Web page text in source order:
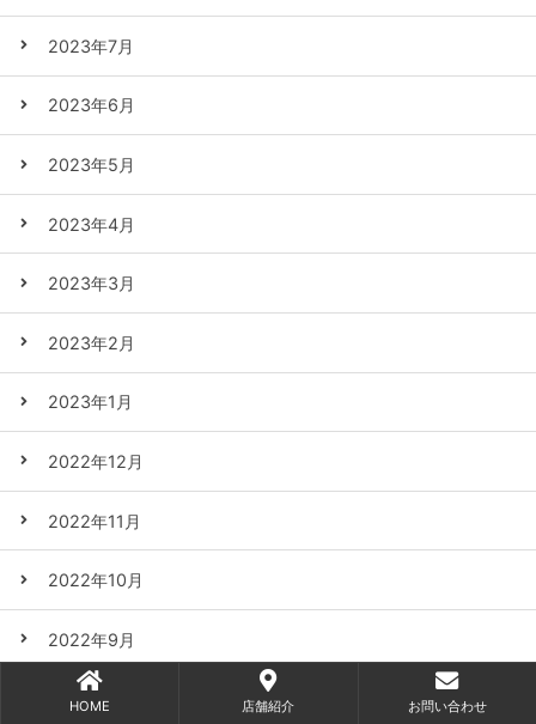
2023年7月
2023年6月
2023年5月
2023年4月
2023年3月
2023年2月
2023年1月
2022年12月
2022年11月
2022年10月
2022年9月
2022年8月
HOME 店舗紹介 お問い合わせ